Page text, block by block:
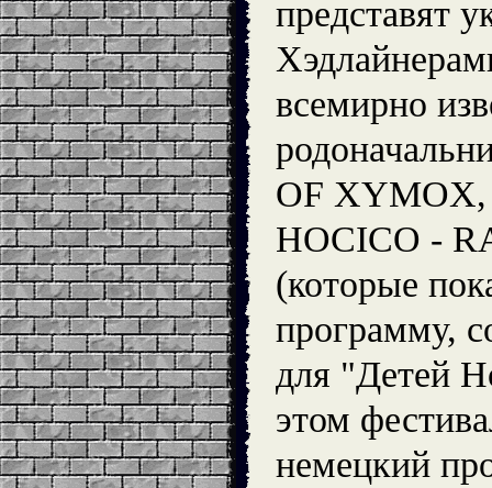
представят
всемирно
OF XYMOX,
HOCICO -
(которые
программу,
для "Детей
этом
немецкий